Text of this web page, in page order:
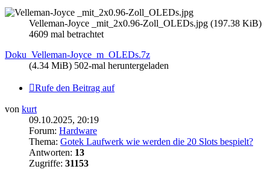
Velleman-Joyce _mit_2x0.96-Zoll_OLEDs.jpg (197.38 KiB)
4609 mal betrachtet
Doku_Velleman-Joyce_m_OLEDs.7z
(4.34 MiB) 502-mal heruntergeladen
Rufe den Beitrag auf
von kurt
09.10.2025, 20:19
Forum: Hardware
Thema: Gotek Laufwerk wie werden die 20 Slots bespielt?
Antworten: 13
Zugriffe: 31153